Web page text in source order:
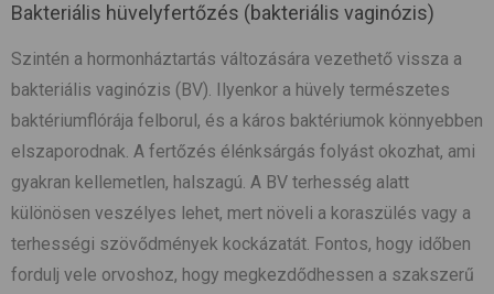
Bakteriális hüvelyfertőzés (bakteriális vaginózis)
Szintén a hormonháztartás változására vezethető vissza a
bakteriális vaginózis (BV). Ilyenkor a hüvely természetes
baktériumflórája felborul, és a káros baktériumok könnyebben
elszaporodnak. A fertőzés élénksárgás folyást okozhat, ami
gyakran kellemetlen, halszagú. A BV terhesség alatt
különösen veszélyes lehet, mert növeli a koraszülés vagy a
terhességi szövődmények kockázatát. Fontos, hogy időben
fordulj vele orvoshoz, hogy megkezdődhessen a szakszerű